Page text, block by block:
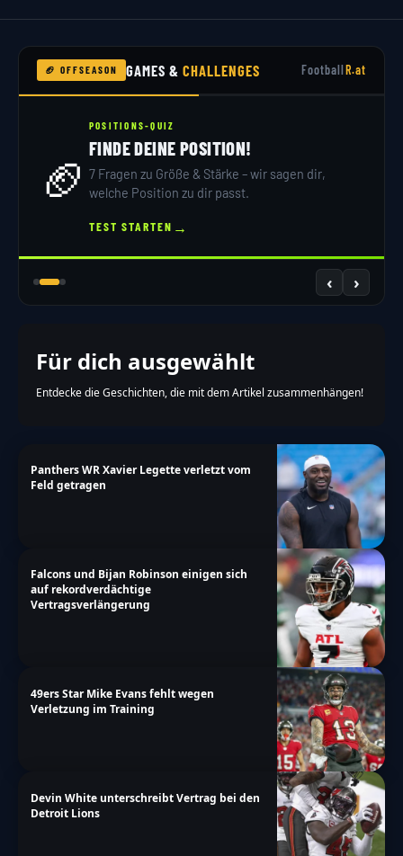
🏈 OFFSEASON GAMES &CHALLENGES FootballR.at
🏈
POSITIONS-QUIZ
FINDE DEINE POSITION!
7 Fragen zu Größe & Stärke – wir sagen dir,
welche Position zu dir passt.
TEST STARTEN →
‹ ›
Für dich ausgewählt
Entdecke die Geschichten, die mit dem Artikel zusammenhängen!
Panthers WR Xavier Legette verletzt vom
Feld getragen
Falcons und Bijan Robinson einigen sich
auf rekordverdächtige
Vertragsverlängerung
49ers Star Mike Evans fehlt wegen
Verletzung im Training
Devin White unterschreibt Vertrag bei den
Detroit Lions